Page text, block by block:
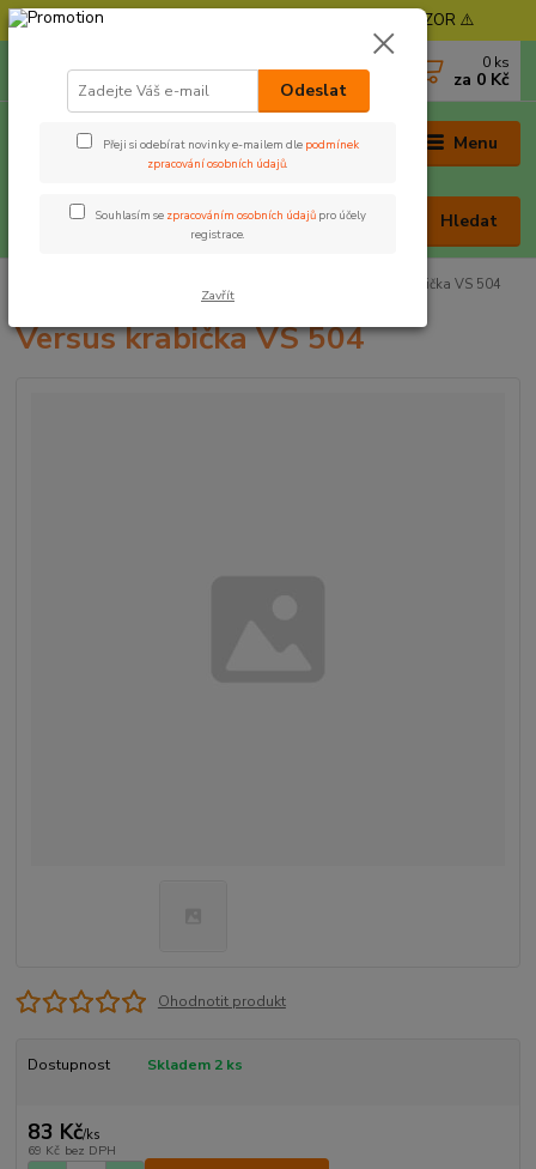
⚠️ POZOR - Objednávky expedujeme od 11. 8. - POZOR ⚠️
Menu
Hledat
0 ks
za 0 Kč
Versus krabička VS 504
Versus krabička VS 504
Ohodnotit produkt
Dostupnost Skladem 2 ks
83 Kč/ks
69 Kč bez DPH
Odeslat
Přeji si odebírat novinky e-mailem dle podmínek
zpracování osobních údajů.
Souhlasím se zpracováním osobních údajů pro účely
registrace.
Zavřít